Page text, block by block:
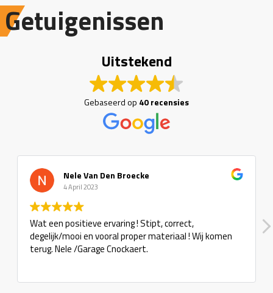
Getuigenissen
Uitstekend
Gebaseerd op 40 recensies
Nele Van Den Broecke
4 April 2023
Wat een positieve ervaring ! Stipt, correct,
degelijk/mooi en vooral proper materiaal ! Wij komen
terug. Nele /Garage Cnockaert.